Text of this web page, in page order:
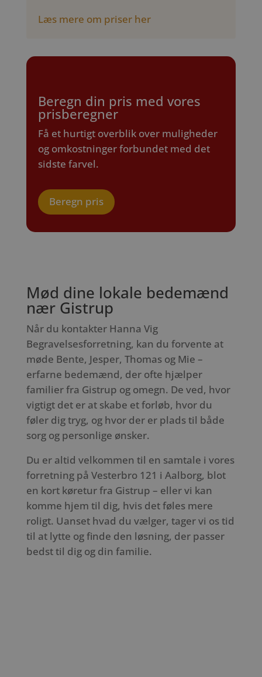
Læs mere om priser her
Beregn din pris med vores
prisberegner
Få et hurtigt overblik over muligheder
og omkostninger forbundet med det
sidste farvel.
Beregn pris
Mød dine lokale bedemænd
nær Gistrup
Når du kontakter Hanna Vig
Begravelsesforretning, kan du forvente at
møde Bente, Jesper, Thomas og Mie –
erfarne bedemænd, der ofte hjælper
familier fra Gistrup og omegn. De ved, hvor
vigtigt det er at skabe et forløb, hvor du
føler dig tryg, og hvor der er plads til både
sorg og personlige ønsker.
Du er altid velkommen til en samtale i vores
forretning på Vesterbro 121 i Aalborg, blot
en kort køretur fra Gistrup – eller vi kan
komme hjem til dig, hvis det føles mere
roligt. Uanset hvad du vælger, tager vi os tid
til at lytte og finde den løsning, der passer
bedst til dig og din familie.